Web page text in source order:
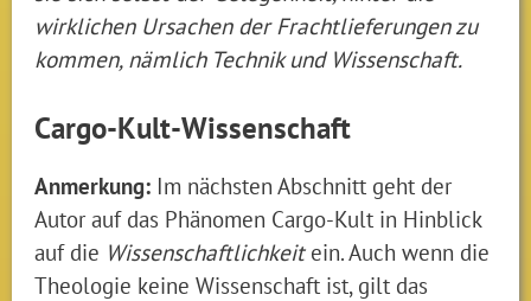
wirklichen Ursachen der Frachtlieferungen zu
kommen, nämlich Technik und Wissenschaft.
Cargo-Kult-Wissenschaft
Anmerkung: Im nächsten Abschnitt geht der
Autor auf das Phänomen Cargo-Kult in Hinblick
auf die Wissenschaftlichkeitein. Auch wenn die
Theologie keine Wissenschaft ist, gilt das